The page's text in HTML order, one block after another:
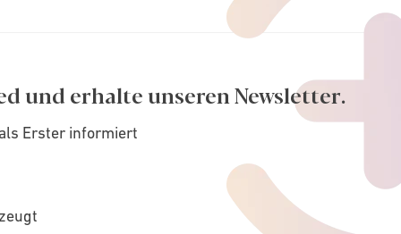
und erhalte unseren Newsletter.
Erster informiert